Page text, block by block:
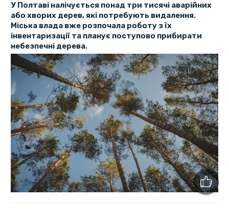
У Полтаві налічується понад три тисячі аварійних
або хворих дерев, які потребують видалення.
Міська влада вже розпочала роботу з їх
інвентаризації та планує поступово прибирати
небезпечні дерева.